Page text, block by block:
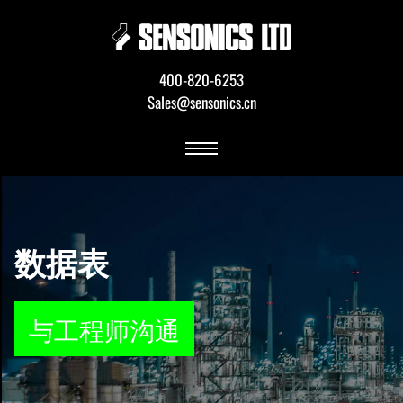
400-820-6253
Sales@sensonics.cn
数据表
与工程师沟通